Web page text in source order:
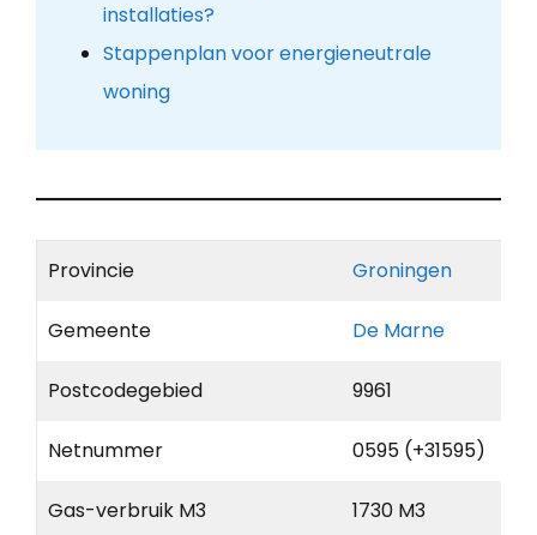
installaties?
Stappenplan voor energieneutrale
woning
Provincie Groningen
Gemeente De Marne
Postcodegebied 9961
Netnummer 0595 (+31595)
Gas-verbruik M3 1730 M3